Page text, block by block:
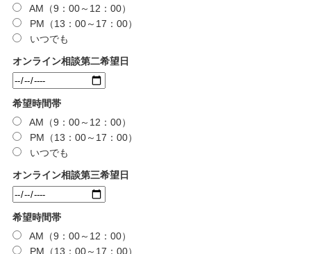
AM（9：00～12：00）
PM（13：00～17：00）
いつでも
オンライン相談第二希望日
希望時間帯
AM（9：00～12：00）
PM（13：00～17：00）
いつでも
オンライン相談第三希望日
希望時間帯
AM（9：00～12：00）
PM（13：00～17：00）